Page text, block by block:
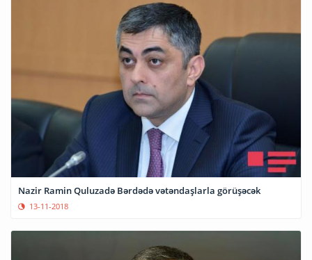
Nazir Ramin Quluzadə Bərdədə vətəndaşlarla görüşəcək
13-11-2018